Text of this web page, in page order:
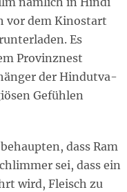
vor dem Kinostart
Es
Provinznest
der Hindutva-
Gefühlen
dass Ram
sei, dass ein
wird, Fleisch zu